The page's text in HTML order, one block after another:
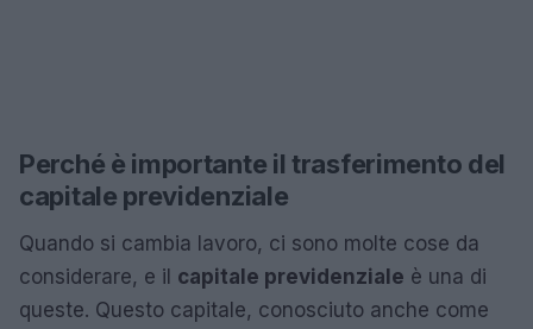
Perché è importante il trasferimento del
capitale previdenziale
Quando si cambia lavoro, ci sono molte cose da
considerare, e il capitale previdenziale è una di
queste. Questo capitale, conosciuto anche come